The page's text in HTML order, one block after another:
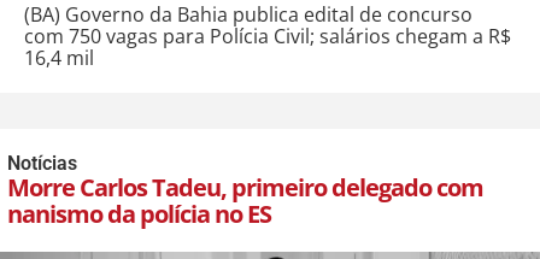
(BA) Governo da Bahia publica edital de concurso
com 750 vagas para Polícia Civil; salários chegam a R$
16,4 mil
Notícias
Morre Carlos Tadeu, primeiro delegado com
nanismo da polícia no ES